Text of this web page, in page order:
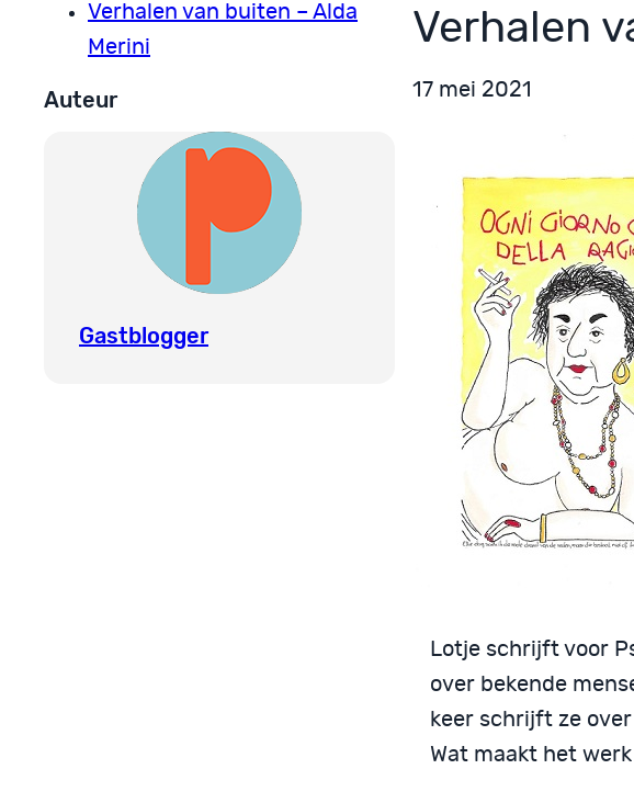
Verhalen van buiten – Alda
Merini
Auteur
Gastblogger
Verhalen
17 mei 2021
Lotje schrijft voor
over bekende
keer schrijft ze
Wat maakt het